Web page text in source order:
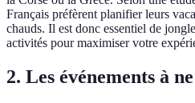
Français préfèrent planifier leurs
chauds. Il est donc essentiel de
activités pour maximiser votre
2. Les événements à